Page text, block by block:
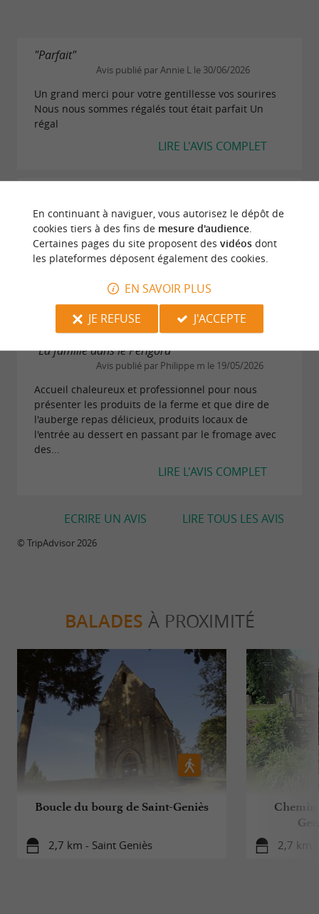
"Parfait"
Avis publié par Annie L le 30/06/2026
Un grand merci pour votre gentillesse vos sourires
Nous nous sommes régalés tout était parfait Un
régal
LIRE L'AVIS COMPLET
Avis publié par sandra p le 13/06/2026
Nous avons été mangé hier soir. Que peut on vous
dire, à part que vous pouvez y aller les yeux fermés.
La soupe comme celle de ma grande mère. Le foie
LIRE L'AVIS COMPLET
"La famille dans le Périgord"
Avis publié par Philippe m le 19/05/2026
Accueil chaleureux et professionnel pour nous
présenter les produits de la ferme et que dire de
l'auberge repas délicieux, produits locaux de
l'entrée au dessert en passant par le fromage avec
des...
LIRE L'AVIS COMPLET
LIRE TOUS LES AVIS
ECRIRE UN AVIS
© TripAdvisor 2026
BALADES À PROXIMITÉ
Boucle du bourg de Saint-Geniès
2,7 km - Saint Geniès
Chemin
2,7 km
En continuant à naviguer, vous autorisez le dépôt de
cookies tiers à des fins de mesure d'audience.
Certaines pages du site proposent des vidéosdont
les plateformes déposent également des cookies.
EN SAVOIR PLUS
JE REFUSE
J'ACCEPTE